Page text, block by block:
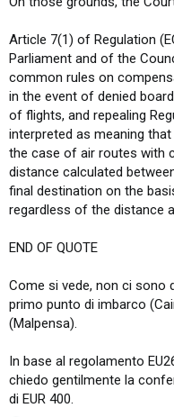
Article 7(1) of Regulation
Parliament and of the
common rules on
in the event of denied
of flights, and repealing
interpreted as meaning
the case of air routes with
distance calculated
final destination on the
regardless of the distance
END OF QUOTE
Come si vede, non ci sono
primo punto di imbarco
(Malpensa).
In base al regolamento
chiedo gentilmente la
di EUR 400.